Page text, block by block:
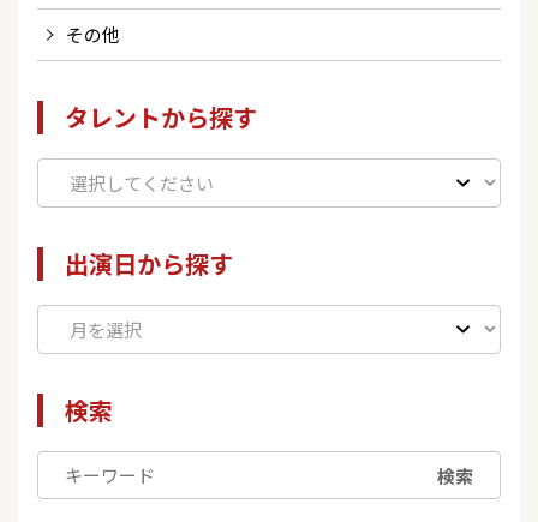
その他
タレントから探す
出演日から探す
検索
検索